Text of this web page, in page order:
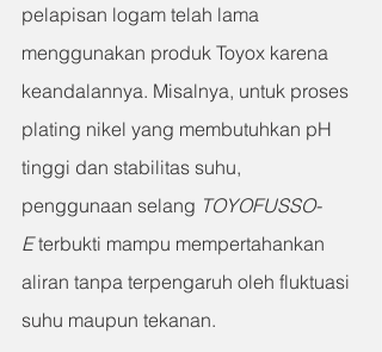
pelapisan logam telah lama
menggunakan produk Toyox karena
keandalannya. Misalnya, untuk proses
plating nikel yang membutuhkan pH
tinggi dan stabilitas suhu,
penggunaan selang TOYOFUSSO-
E terbukti mampu mempertahankan
aliran tanpa terpengaruh oleh fluktuasi
suhu maupun tekanan.